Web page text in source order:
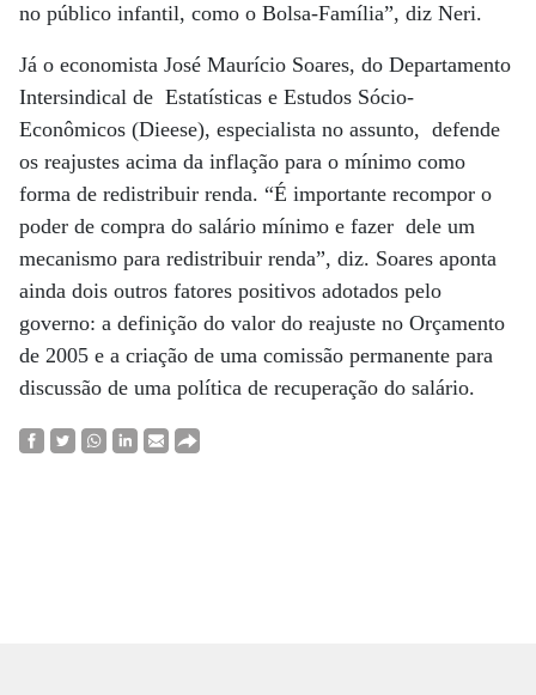
no público infantil, como o Bolsa-Família”, diz Neri.
Já o economista José Maurício Soares, do Departamento
Intersindical de Estatísticas e Estudos Sócio-
Econômicos (Dieese), especialista no assunto, defende
os reajustes acima da inflação para o mínimo como
forma de redistribuir renda. “É importante recompor o
poder de compra do salário mínimo e fazer dele um
mecanismo para redistribuir renda”, diz. Soares aponta
ainda dois outros fatores positivos adotados pelo
governo: a definição do valor do reajuste no Orçamento
de 2005 e a criação de uma comissão permanente para
discussão de uma política de recuperação do salário.